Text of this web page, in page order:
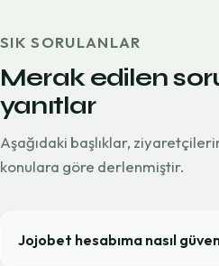
SIK SORULANLAR
Merak edilen
yanıtlar
Aşağıdaki başlıklar,
konulara göre derlenmiştir.
Jojobet hesabıma nasıl